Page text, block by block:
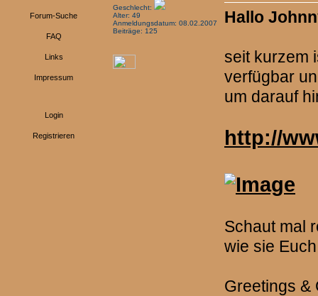
Forum-Suche
FAQ
Links
Impressum
Login
Registrieren
Geschlecht:
Alter: 49
Anmeldungsdatum: 08.02.2007
Beiträge: 125
Hallo
seit kurzem
verfügbar
um darauf
http://
Schaut mal
wie sie
Greetings &